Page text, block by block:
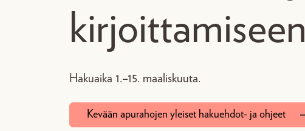
kirjoittamiseen
Hakuaika 1.–15. maaliskuuta.
Kevään apurahojen yleiset hakuehdot- ja ohjeet